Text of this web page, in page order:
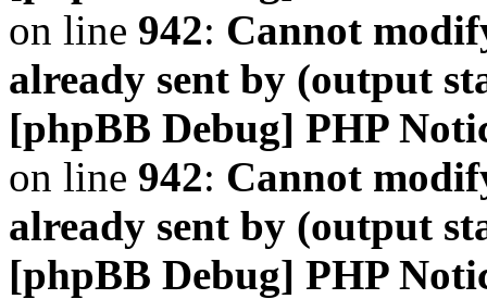
on line 942: Cannot
already sent by (output
[phpBB Debug] PHP
on line 942: Cannot
already sent by (output
[phpBB Debug] PHP